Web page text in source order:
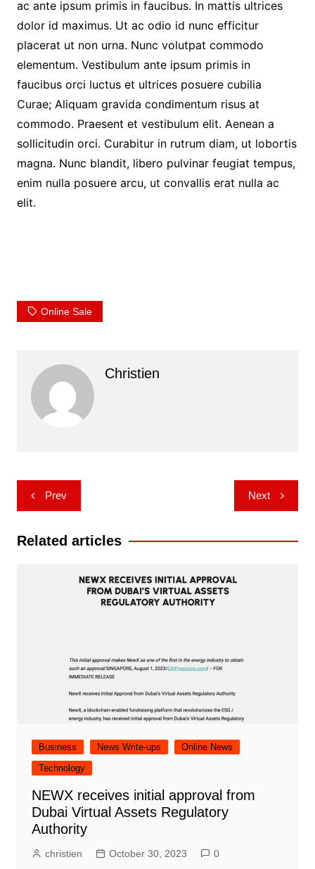
ac ante ipsum primis in faucibus. In mattis ultrices
dolor id maximus. Ut ac odio id nunc efficitur
placerat ut non urna. Nunc volutpat commodo
elementum. Vestibulum ante ipsum primis in
faucibus orci luctus et ultrices posuere cubilia
Curae; Aliquam gravida condimentum risus at
commodo. Praesent et vestibulum elit. Aenean a
sollicitudin orci. Curabitur in rutrum diam, ut lobortis
magna. Nunc blandit, libero pulvinar feugiat tempus,
enim nulla posuere arcu, ut convallis erat nulla ac
elit.
Online Sale
Christien
Post
navigation
Prev Next
Related articles
Business News Write-ups
Online News
Technology
NEWX receives initial approval from
Dubai Virtual Assets Regulatory
Authority
christien October 30, 2023 0